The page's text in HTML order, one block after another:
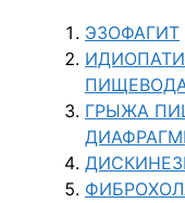
ЭЗОФАГИТ
ГРЫЖА